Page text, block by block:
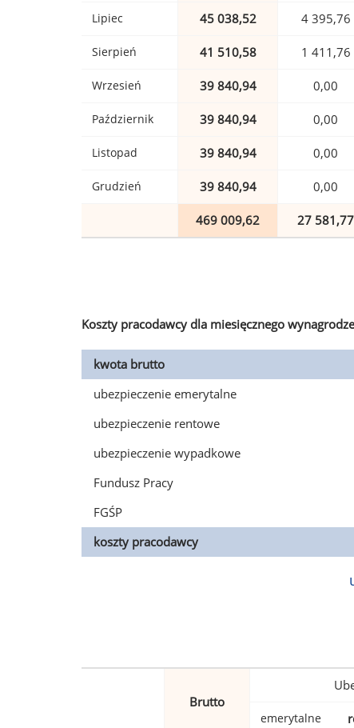
Lipiec 45 038,52 4 395,76
Sierpień 41 510,58 1 411,76
Wrzesień 39 840,94 0,00
Październik 39 840,94 0,00
Listopad 39 840,94 0,00
Grudzień 39 840,94 0,00
469 009,62 27 581,77
Koszty pracodawcy dla miesięcznego
kwota brutto
ubezpieczenie emerytalne
ubezpieczenie rentowe
ubezpieczenie wypadkowe
Fundusz Pracy
FGŚP
koszty pracodawcy
Brutto
emerytalne